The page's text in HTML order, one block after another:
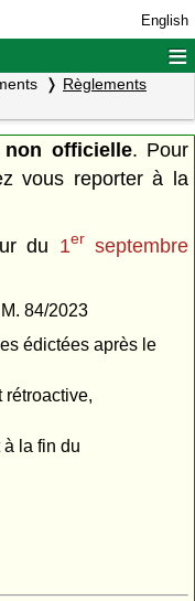
English
≡
Règlements
non officielle. Pour
vous reporter à la
du 1er septembre
84/2023
édictées après le
rétroactive,
à la fin du